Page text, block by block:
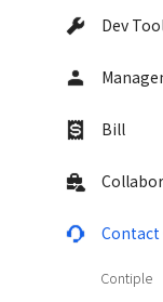
Dev
Bill
Contiple